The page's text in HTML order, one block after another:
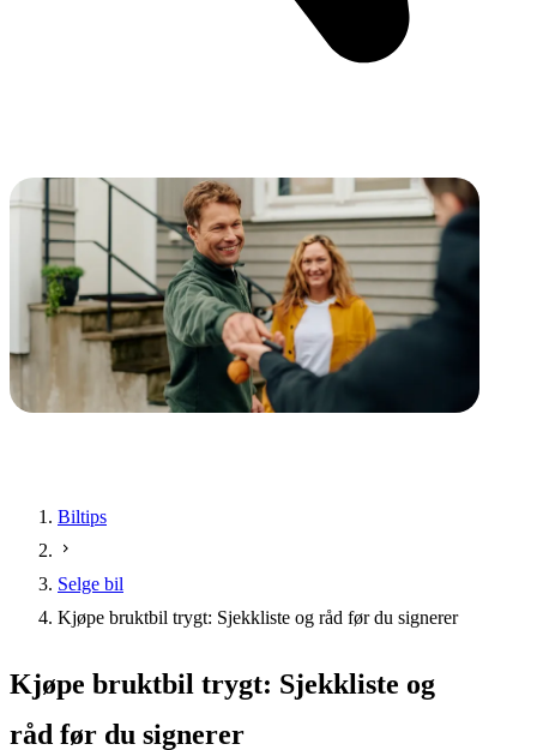
Biltips
Selge bil
Kjøpe bruktbil trygt: Sjekkliste og råd før du signerer
Kjøpe bruktbil trygt: Sjekkliste og
råd før du signerer